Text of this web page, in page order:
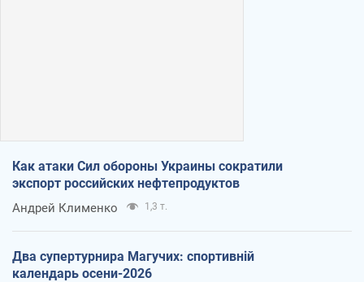
Как атаки Сил обороны Украины сократили
экспорт российских нефтепродуктов
Андрей Клименко 1,3 т.
Два супертурнира Магучих: спортивній
календарь осени-2026